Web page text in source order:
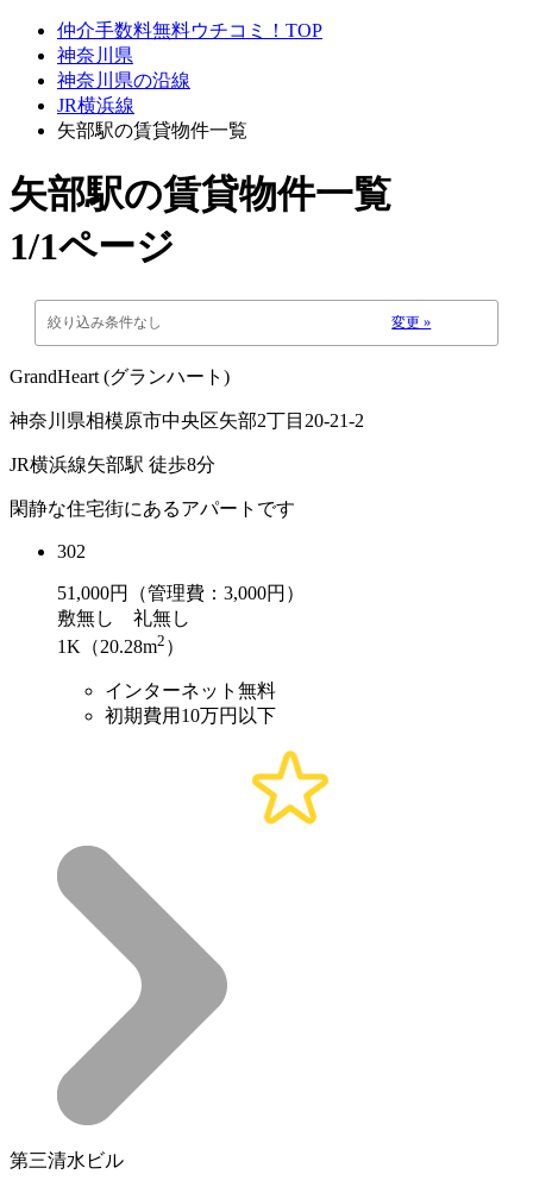
仲介手数料無料ウチコミ！TOP
神奈川県
神奈川県の沿線
JR横浜線
矢部駅の賃貸物件一覧
矢部駅の賃貸物件一覧
1/1ページ
絞り込み条件なし 変更 »
GrandHeart (グランハート)
神奈川県相模原市中央区矢部2丁目20-21-2
JR横浜線矢部駅 徒歩8分
閑静な住宅街にあるアパートです
302
51,000円（管理費：3,000円）
敷無し 礼無し
1K（20.28m2 ）
インターネット無料
初期費用10万円以下
第三清水ビル